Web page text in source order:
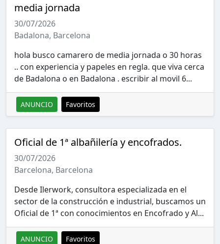
media jornada
30/07/2026
Badalona, Barcelona
hola busco camarero de media jornada o 30 horas
.. con experiencia y papeles en regla. que viva cerca
de Badalona o en Badalona . escribir al movil 6...
ANUNCIO Favoritos
Oficial de 1ª albañilería y encofrados.
30/07/2026
Barcelona, Barcelona
Desde Ilerwork, consultora especializada en el
sector de la construcción e industrial, buscamos un
Oficial de 1ª con conocimientos en Encofrado y Al...
ANUNCIO Favoritos